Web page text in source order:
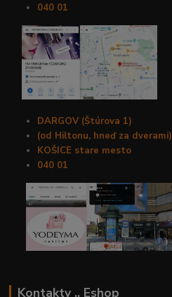
040 01
DARGOV (Štúrova 1)
(od Hiltonu, hneď za dverami)
KOŠICE stare mesto
040 01
Kontakty .. Eshop